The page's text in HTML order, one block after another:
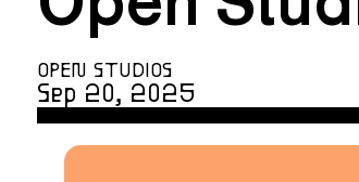
OPEN STUDIOS
Sep 20, 2025